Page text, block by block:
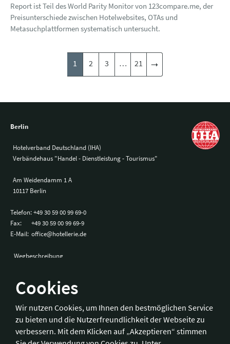
Cookies
Wir nutzen Cookies, um Ihnen den bestmöglichen Service
zu bieten und die Nutzerfreundlichkeit der Webseite zu
verbessern. Mit dem Klicken auf „Akzeptieren“ stimmen
Report ist Teil des World Parity Monitor von 123compare.me, der
Preisunterschiede zwischen Hotelwebsites, OTAs und
Metasuchplattformen systematisch untersucht.
1 2 3 … 21
Berlin
Hotelverband Deutschland (IHA)
Verbändehaus "Handel - Dienstleistung - Tourismus"
Am Weidendamm 1 A
10117 Berlin
Telefon:+49 30 59 00 99 69-0
Fax:
+49 30 59 00 99 69-9
E-Mail: office@hotellerie.de
Wegbeschreibung
Hotelverband Deutschland (IHA) / IHA-Service GmbH
Kronprinzenstraße 37